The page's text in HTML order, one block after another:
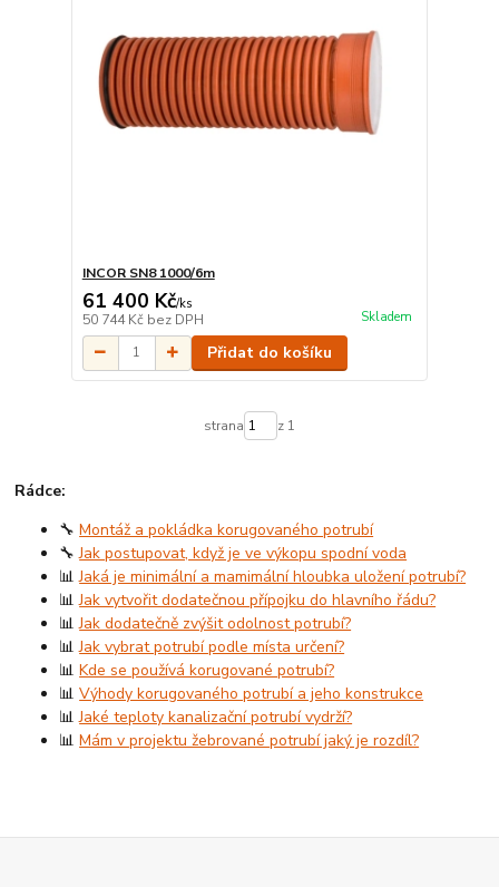
INCOR SN8 1000/6m
61 400 Kč/ks
50 744 Kč bez DPH Skladem
Přidat do košíku
strana z 1
Rádce:
🔧Montáž a pokládka korugovaného potrubí
🔧Jak postupovat, když je ve výkopu spodní voda
📊Jaká je minimální a mamimální hloubka uložení potrubí?
📊Jak vytvořit dodatečnou přípojku do hlavního řádu?
📊Jak dodatečně zvýšit odolnost potrubí?
📊Jak vybrat potrubí podle místa určení?
📊Kde se používá korugované potrubí?
📊Výhody korugovaného potrubí a jeho konstrukce
📊Jaké teploty kanalizační potrubí vydrží?
📊Mám v projektu žebrované potrubí jaký je rozdíl?